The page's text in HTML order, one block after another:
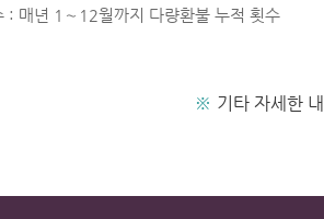
: 매년 1∼12월까지 다량환불 누적 횟수
※ 기타 자세한